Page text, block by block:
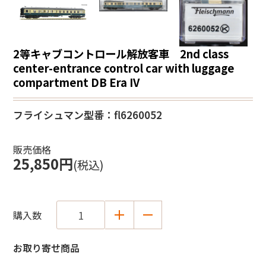
2等キャブコントロール解放客車 2nd class
center-entrance control car with luggage
compartment DB Era IV
フライシュマン型番：fl6260052
販売価格
25,850円(税込)
購入数
お取り寄せ商品